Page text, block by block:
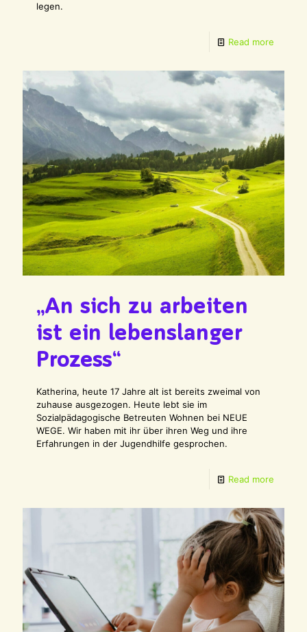
legen.
Read more
„An sich zu arbeiten
ist ein lebenslanger
Prozess“
Katherina, heute 17 Jahre alt ist bereits zweimal von
zuhause ausgezogen. Heute lebt sie im
Sozialpädagogische Betreuten Wohnen bei NEUE
WEGE. Wir haben mit ihr über ihren Weg und ihre
Erfahrungen in der Jugendhilfe gesprochen.
Read more